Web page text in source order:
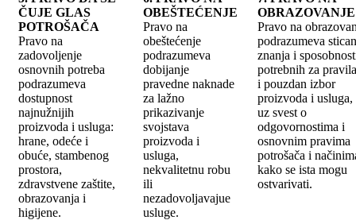
ČUJE GLAS
POTROŠAČA
Pravo na
zadovoljenje
osnovnih potreba
podrazumeva
dostupnost
najnužnijih
proizvoda i usluga:
hrane, odeće i
obuće, stambenog
prostora,
zdravstvene zaštite,
obrazovanja i
higijene.
OBEŠTEĆENJE
Pravo na
obeštećenje
podrazumeva
dobijanje
pravedne naknade
za lažno
prikazivanje
svojstava
proizvoda i
usluga,
nekvalitetnu robu
ili
nezadovoljavajue
usluge.
OBRAZOVANJE
Pravo na
podrazumeva
znanja i
potrebnih za
i pouzdan izbor
proizvoda i usluga,
uz svest o
odgovornostima i
osnovnim pravima
potrošača i
kako se ista mogu
ostvarivati.